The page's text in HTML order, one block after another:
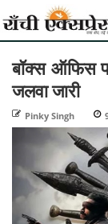
बॉक्स ऑफिस
जलवा जारी
Pinky Singh